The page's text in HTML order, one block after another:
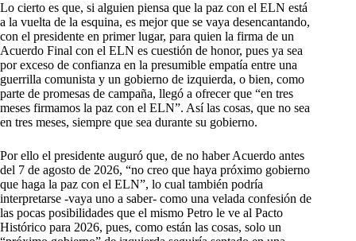
Lo cierto es que, si alguien piensa que la paz con el ELN está
a la vuelta de la esquina, es mejor que se vaya desencantando,
con el presidente en primer lugar, para quien la firma de un
Acuerdo Final con el ELN es cuestión de honor, pues ya sea
por exceso de confianza en la presumible empatía entre una
guerrilla comunista y un gobierno de izquierda, o bien, como
parte de promesas de campaña, llegó a ofrecer que “en tres
meses firmamos la paz con el ELN”. Así las cosas, que no sea
en tres meses, siempre que sea durante su gobierno.
Por ello el presidente auguró que, de no haber Acuerdo antes
del 7 de agosto de 2026, “no creo que haya próximo gobierno
que haga la paz con el ELN”, lo cual también podría
interpretarse -vaya uno a saber- como una velada confesión de
las pocas posibilidades que el mismo Petro le ve al Pacto
Histórico para 2026, pues, como están las cosas, solo un